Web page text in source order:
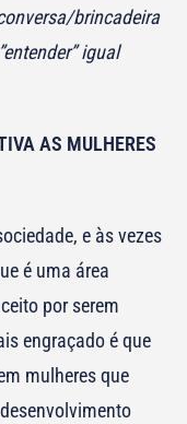
brincadeira
igual
AS MULHERES
e às vezes
é uma área
por serem
engraçado é que
mulheres que